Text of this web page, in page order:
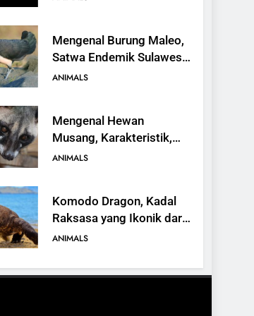
Mengenal Burung Maleo,
Satwa Endemik Sulawesi
yang Terancam Punah
ANIMALS
Mengenal Hewan
Musang, Karakteristik,
Jenis, dan Peran dalam
ANIMALS
Komodo Dragon, Kadal
Raksasa yang Ikonik dari
Indonesia
ANIMALS
Kanguru Pohon Mantel